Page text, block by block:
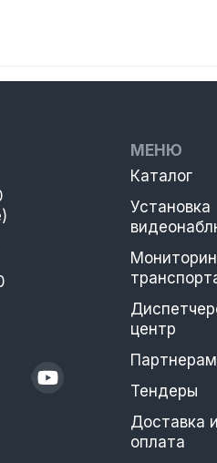
МЕНЮ
Каталог
Установка
центр
Партнерам
Тендеры
Доставка и
оплата